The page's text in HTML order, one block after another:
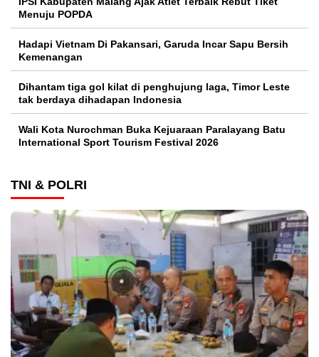
Menuju POPDA
Hadapi Vietnam Di Pakansari, Garuda Incar Sapu Bersih
Kemenangan
Dihantam tiga gol kilat di penghujung laga, Timor Leste
tak berdaya dihadapan Indonesia
Wali Kota Nurochman Buka Kejuaraan Paralayang Batu
International Sport Tourism Festival 2026
TNI & POLRI